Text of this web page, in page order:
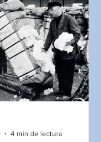
4 min de lectura